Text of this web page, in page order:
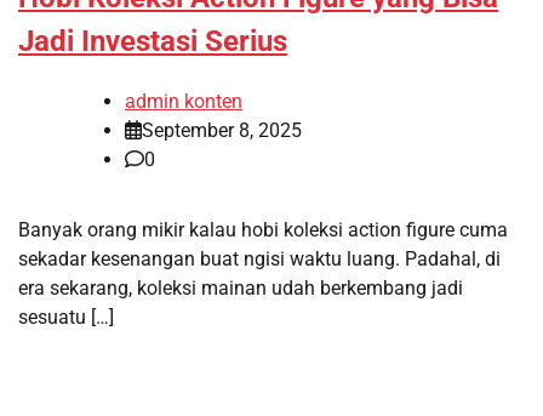
Jadi Investasi Serius
admin konten
September 8, 2025
0
Banyak orang mikir kalau hobi koleksi action figure cuma
sekadar kesenangan buat ngisi waktu luang. Padahal, di
era sekarang, koleksi mainan udah berkembang jadi
sesuatu […]